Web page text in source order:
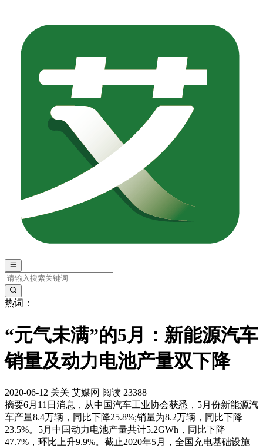
热词：
“元气未满”的5月：新能源汽车
销量及动力电池产量双下降
2020-06-12 关关 艾媒网 阅读 23388
摘要6月11日消息，从中国汽车工业协会获悉，5月份新能源汽
车产量8.4万辆，同比下降25.8%;销量为8.2万辆，同比下降
23.5%。5月中国动力电池产量共计5.2GWh，同比下降
47.7%，环比上升9.9%。截止2020年5月，全国充电基础设施